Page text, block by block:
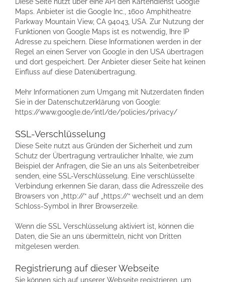
Maps. Anbieter ist die Google Inc., 1600 Amphitheatre
Parkway Mountain View, CA 94043, USA. Zur Nutzung der
Funktionen von Google Maps ist es notwendig, Ihre IP
Adresse zu speichern. Diese Informationen werden in der
Regel an einen Server von Google in den USA übertragen
und dort gespeichert. Der Anbieter dieser Seite hat keinen
Einfluss auf diese Datenübertragung.
Mehr Informationen zum Umgang mit Nutzerdaten finden
Sie in der Datenschutzerklärung von Google:
https://www.google.de/intl/de/policies/privacy/
SSL-Verschlüsselung
Diese Seite nutzt aus Gründen der Sicherheit und zum
Schutz der Übertragung vertraulicher Inhalte, wie zum
Beispiel der Anfragen, die Sie an uns als Seitenbetreiber
senden, eine SSL-Verschlüsselung. Eine verschlüsselte
Verbindung erkennen Sie daran, dass die Adresszeile des
Browsers von „http://“ auf „https://“ wechselt und an dem
Schloss-Symbol in Ihrer Browserzeile.
Wenn die SSL Verschlüsselung aktiviert ist, können die
Daten, die Sie an uns übermitteln, nicht von Dritten
mitgelesen werden.
Registrierung auf dieser Webseite
Sie können sich auf unserer Webseite registrieren, um